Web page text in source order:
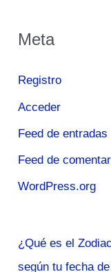
Meta
Registro
Acceder
Feed de entradas
Feed de
WordPress.org
¿Qué es el
según tu fecha